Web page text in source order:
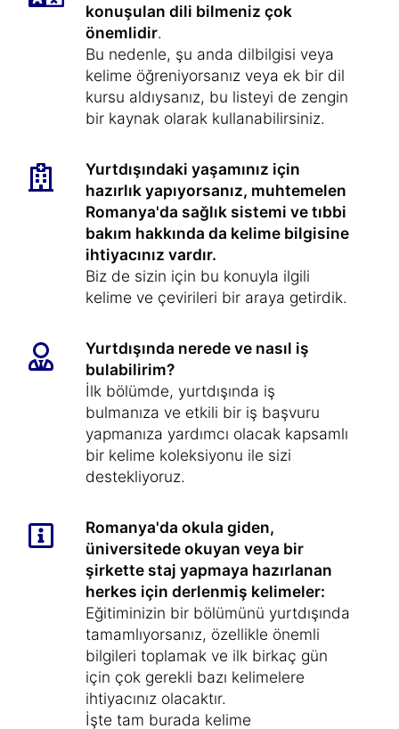
konuşulan dili bilmeniz çok
önemlidir.
Bu nedenle, şu anda dilbilgisi veya
kelime öğreniyorsanız veya ek bir dil
kursu aldıysanız, bu listeyi de zengin
bir kaynak olarak kullanabilirsiniz.
Yurtdışındaki yaşamınız için
hazırlık yapıyorsanız, muhtemelen
Romanya'da sağlık sistemi ve tıbbi
bakım hakkında da kelime bilgisine
ihtiyacınız vardır.
Biz de sizin için bu konuyla ilgili
kelime ve çevirileri bir araya getirdik.
Yurtdışında nerede ve nasıl iş
bulabilirim?
İlk bölümde, yurtdışında iş
bulmanıza ve etkili bir iş başvuru
yapmanıza yardımcı olacak kapsamlı
bir kelime koleksiyonu ile sizi
destekliyoruz.
Romanya'da okula giden,
üniversitede okuyan veya bir
şirkette staj yapmaya hazırlanan
herkes için derlenmiş kelimeler:
Eğitiminizin bir bölümünü yurtdışında
tamamlıyorsanız, özellikle önemli
bilgileri toplamak ve ilk birkaç gün
için çok gerekli bazı kelimelere
ihtiyacınız olacaktır.
İşte tam burada kelime